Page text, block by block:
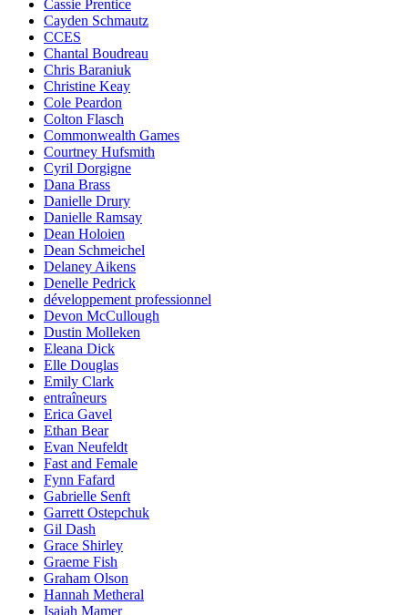
Cassie Prentice
Cayden Schmautz
CCES
Chantal Boudreau
Chris Baraniuk
Christine Keay
Cole Peardon
Colton Flasch
Commonwealth Games
Courtney Hufsmith
Cyril Dorgigne
Dana Brass
Danielle Drury
Danielle Ramsay
Dean Holoien
Dean Schmeichel
Delaney Aikens
Denelle Pedrick
développement professionnel
Devon McCullough
Dustin Molleken
Eleana Dick
Elle Douglas
Emily Clark
entraîneurs
Erica Gavel
Ethan Bear
Evan Neufeldt
Fast and Female
Fynn Fafard
Gabrielle Senft
Garrett Ostepchuk
Gil Dash
Grace Shirley
Graeme Fish
Graham Olson
Hannah Metheral
Isaiah Mamer